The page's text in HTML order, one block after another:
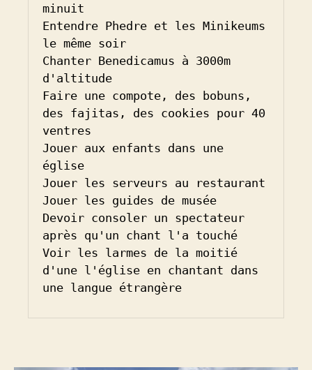
minuit
Entendre Phedre et les Minikeums
le même soir
Chanter Benedicamus à 3000m
d'altitude
Faire une compote, des bobuns,
des fajitas, des cookies pour 40
ventres
Jouer aux enfants dans une
église
Jouer les serveurs au restaurant
Jouer les guides de musée
Devoir consoler un spectateur
après qu'un chant l'a touché
Voir les larmes de la moitié
d'une l'église en chantant dans
une langue étrangère